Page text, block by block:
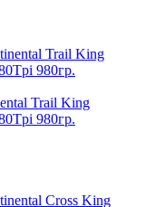
Trail King
980гр.